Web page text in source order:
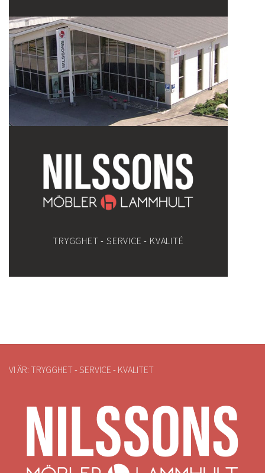
TRYGGHET - SERVICE - KVALITÉ
VI ÄR: TRYGGHET - SERVICE - KVALITET